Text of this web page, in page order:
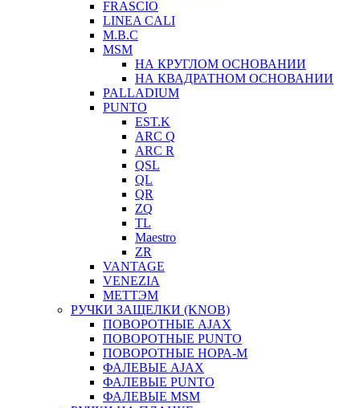
FRASCIO
LINEA CALI
M.B.C
MSM
НА КРУГЛОМ ОСНОВАНИИ
НА КВАДРАТНОМ ОСНОВАНИИ
PALLADIUM
PUNTO
EST.K
ARC Q
ARC R
QSL
QL
QR
ZQ
TL
Maestro
ZR
VANTAGE
VENEZIA
МЕТТЭМ
РУЧКИ ЗАЩЕЛКИ (KNOB)
ПОВОРОТНЫЕ AJAX
ПОВОРОТНЫЕ PUNTO
ПОВОРОТНЫЕ НОРА-М
ФАЛЕВЫЕ AJAX
ФАЛЕВЫЕ PUNTO
ФАЛЕВЫЕ MSM